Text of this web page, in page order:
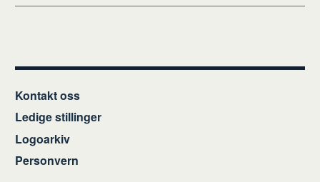
Kontakt oss
Ledige stillinger
Logoarkiv
Personvern